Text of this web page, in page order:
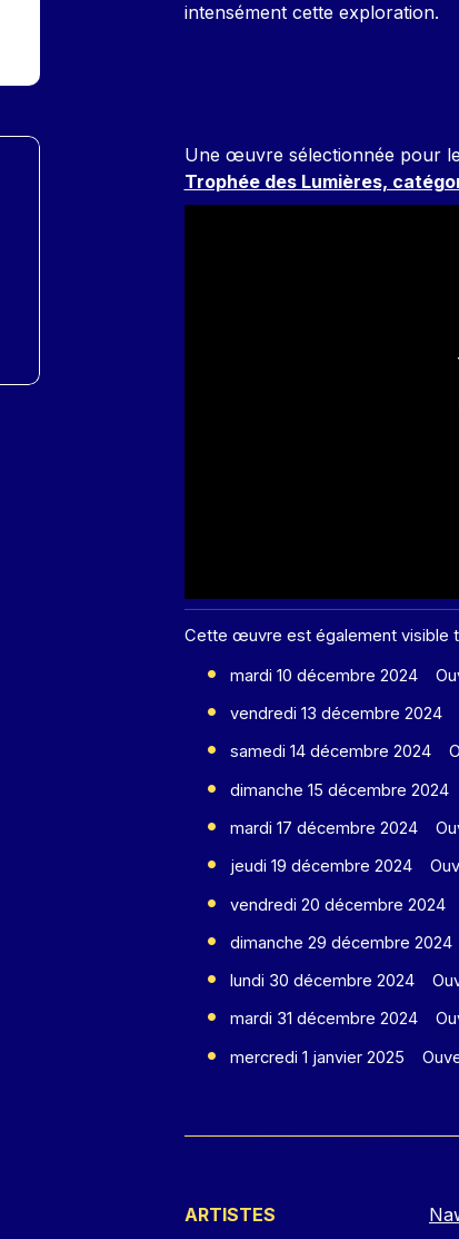
intensément cette exploration.
Une œuvre sélectionnée pour le
Trophée des Lumières,
Cette œuvre est également visible
mardi 10 décembre 2024
vendredi 13 décembre 2024
samedi 14 décembre 2024
dimanche 15 décembre
mardi 17 décembre 2024
jeudi 19 décembre 2024
vendredi 20 décembre 2024
dimanche 29 décembre
lundi 30 décembre 2024
mardi 31 décembre 2024
mercredi 1 janvier 2025
ARTISTES